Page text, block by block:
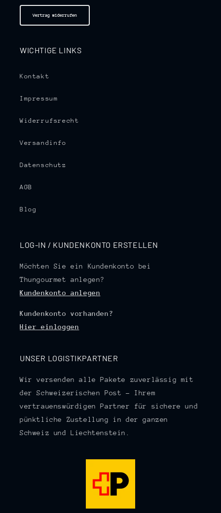
Vertrag widerrufen
WICHTIGE LINKS
Kontakt
Impressum
Widerrufsrecht
Versandinfo
Datenschutz
AGB
Blog
LOG-IN / KUNDENKONTO ERSTELLEN
Möchten Sie ein Kundenkonto bei
Thungourmet anlegen?
Kundenkonto anlegen
Kundenkonto vorhanden?
Hier einloggen
UNSER LOGISTIKPARTNER
Wir versenden alle Pakete zuverlässig mit
der Schweizerischen Post – Ihrem
vertrauenswürdigen Partner für sichere und
pünktliche Zustellung in der ganzen
Schweiz und Liechtenstein.